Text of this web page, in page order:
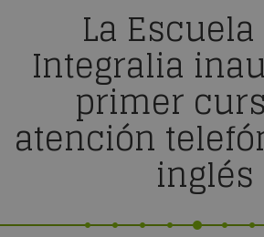
La Escuela
Integralia
primer
atención
inglés